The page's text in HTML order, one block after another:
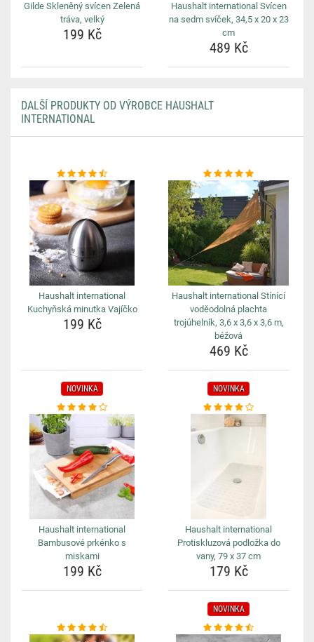
Gilde Skleněný svícen Zelená
tráva, velký
199 Kč
Haushalt international Svícen
na sedm svíček, 34,5 x 20 x 23
cm
489 Kč
DALŠÍ PRODUKTY OD VÝROBCE HAUSHALT
INTERNATIONAL
Haushalt international
Kuchyňská minutka Vajíčko
199 Kč
Haushalt international Stínící
voděodolná plachta
trojúhelník, 3,6 x 3,6 x 3,6 m,
béžová
469 Kč
NOVINKA
Haushalt international
Bambusové prkénko s
miskami
199 Kč
NOVINKA
Haushalt international
Protiskluzová podložka do
vany, 79 x 37 cm
179 Kč
NOVINKA